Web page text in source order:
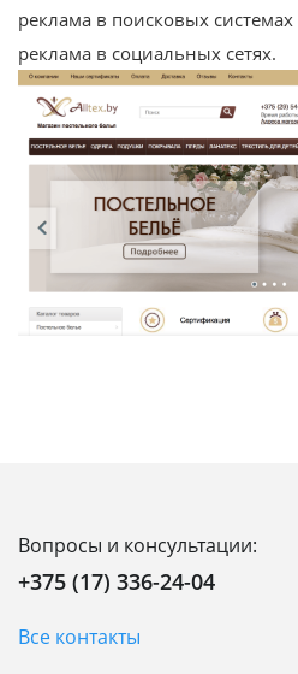
реклама в поисковых
реклама в социальных сетях.
Вопросы и консультации:
+375 (17) 336-24-04
Все контакты